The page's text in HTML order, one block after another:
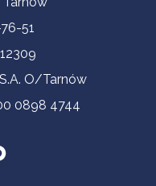
51
O/Tarnów
0898 4744